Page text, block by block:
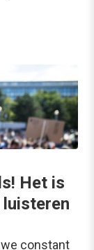
Het is
constant